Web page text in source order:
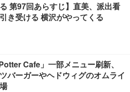
る 第97回あらすじ】直美、派出看
き受ける 横沢がやってくる
Cafe」一部メニュー刷新、
バーガーやヘドウィグのオムライ